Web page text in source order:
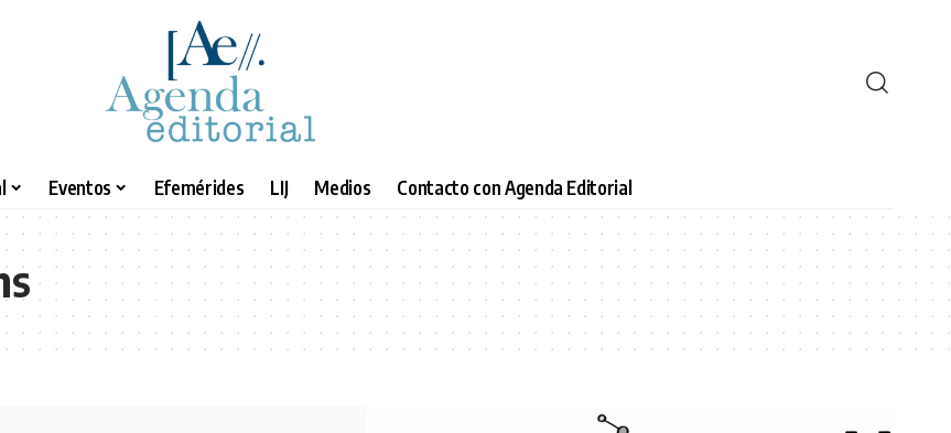
Eventos Efemérides LIJ Medios Contacto con Agenda Editorial